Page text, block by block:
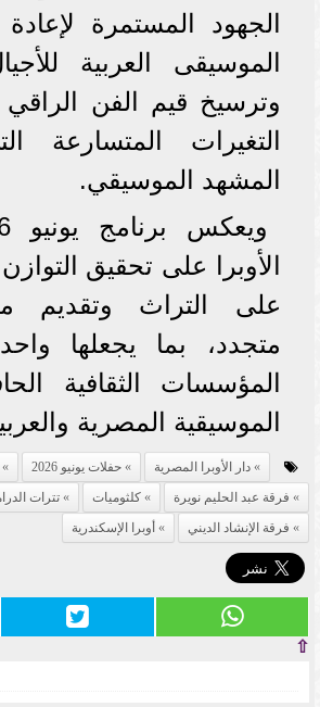
الجهود المستمرة لإعادة
الموسيقى العربية
وترسيخ قيم الفن
التغيرات المتسارعة
المشهد الموسيقي.
الأوبرا على تحقيق
على التراث وتقديم
متجدد، بما يجعلها
المؤسسات الثقافية
الموسيقية المصرية
دار الأوبرا المصرية حفلات يونيو 2026
فرقة عبد الحليم نويرة
كلثوميات
تترات
فرقة الإنشاد الديني
أوبرا الإسكندرية
⇧